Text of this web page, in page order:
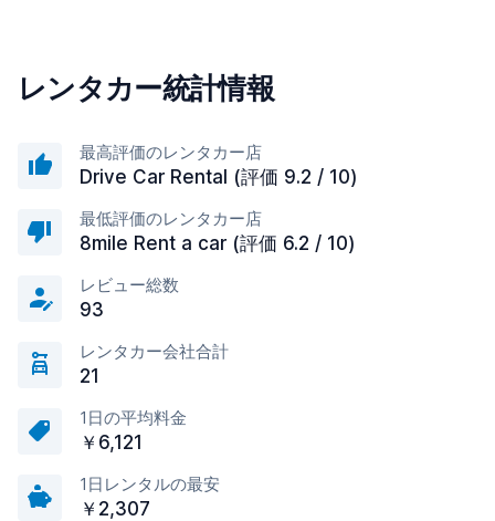
レンタカー統計情報
最高評価のレンタカー店
Drive Car Rental (評価 9.2 / 10)
最低評価のレンタカー店
8mile Rent a car (評価 6.2 / 10)
レビュー総数
93
レンタカー会社合計
21
1日の平均料金
￥6,121
1日レンタルの最安
￥2,307